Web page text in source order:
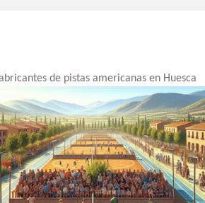
de pistas americanas en Huesca